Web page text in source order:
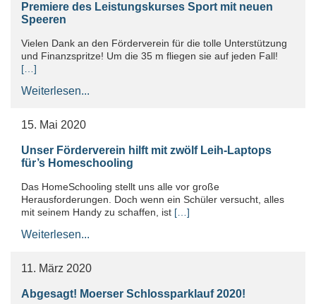
Premiere des Leistungskurses Sport mit neuen
Speeren
Vielen Dank an den Förderverein für die tolle Unterstützung
und Finanzspritze! Um die 35 m fliegen sie auf jeden Fall!
[…]
Weiterlesen...
15. Mai 2020
Unser Förderverein hilft mit zwölf Leih-Laptops
für’s Homeschooling
Das HomeSchooling stellt uns alle vor große
Herausforderungen. Doch wenn ein Schüler versucht, alles
mit seinem Handy zu schaffen, ist […]
Weiterlesen...
11. März 2020
Abgesagt! Moerser Schlossparklauf 2020!